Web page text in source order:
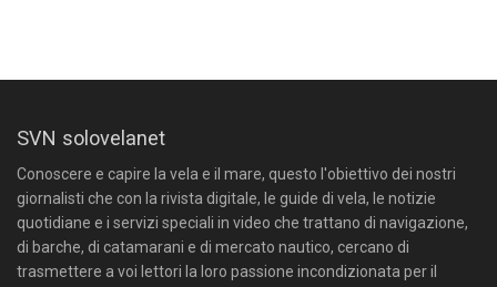
SVN solovelanet
Conoscere e capire la vela e il mare, questo l'obiettivo dei nostri
giornalisti che con la rivista digitale, le guide di vela, le notizie
quotidiane e i servizi speciali in video che trattano di navigazione,
di barche, di catamarani e di mercato nautico, cercano di
trasmettere a voi lettori la loro passione incondizionata per il